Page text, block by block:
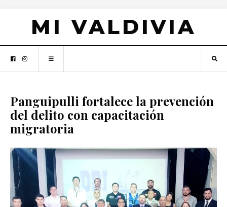
MI VALDIVIA
Panguipulli fortalece la prevención
del delito con capacitación
migratoria